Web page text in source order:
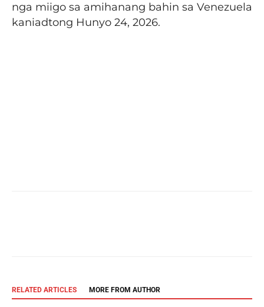
nga miigo sa amihanang bahin sa Venezuela
kaniadtong Hunyo 24, 2026.
RELATED ARTICLES MORE FROM AUTHOR